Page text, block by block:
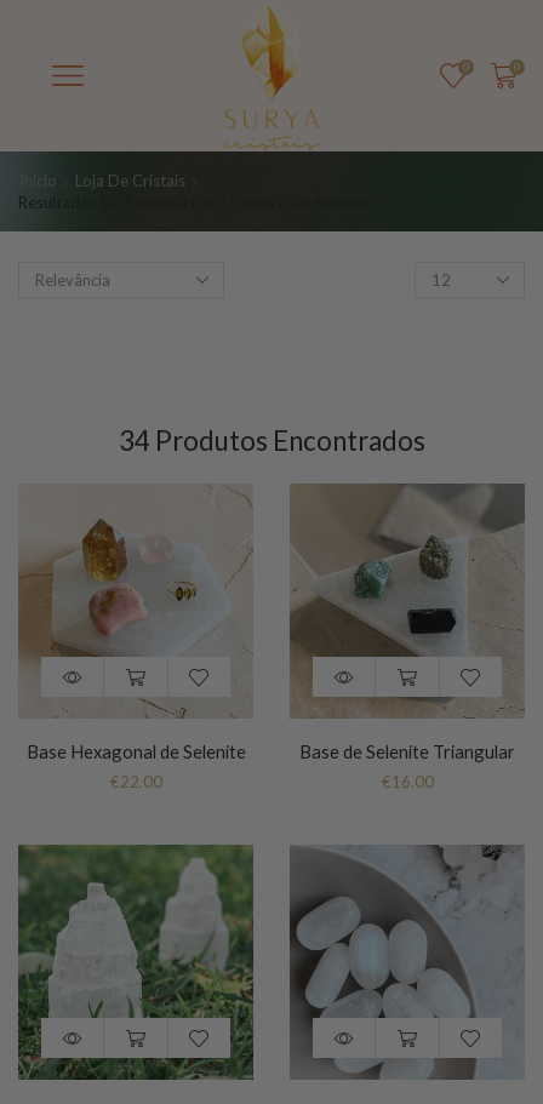
0 0
Início
Loja De Cristais
Resultados Da Pesquisa Por “ Como Usar Selenite”
34 Produtos Encontrados
Base Hexagonal de Selenite
€22.00
Base de Selenite Triangular
€16.00